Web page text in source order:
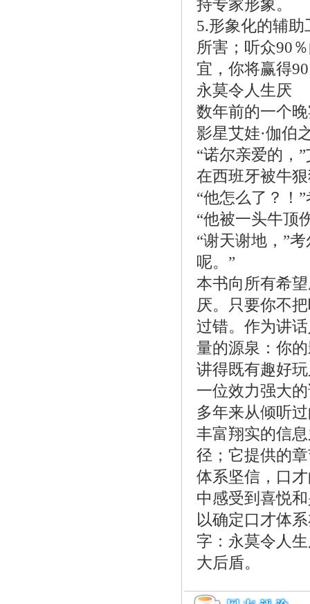
持专家形象。
5.形象化的辅
所害；听众90
宜，你将赢得
永莫令人生厌
数年前的一个
影星艾娃·伽伯
“诺尔亲爱的，
在西班牙被牛
“他怎么了？！
“他被一头牛顶
“谢天谢地，”
呢。”
本书向所有希
厌。只要你不
过错。作为讲
量的源泉：你
讲得既有趣好
一位效力强大
多年来从倾听
丰富翔实的信
径；它提供的
体系坚信，口
中感受到喜悦
以确定口才体
字：永莫令人
大后盾。